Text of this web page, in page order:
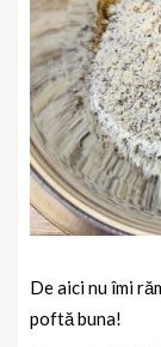
De aici nu îmi
poftă buna!